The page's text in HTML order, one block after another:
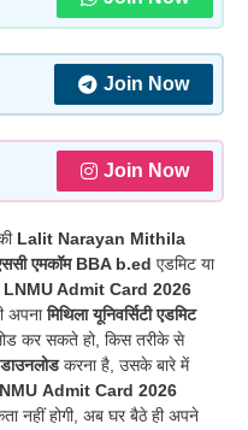
Join Now
Join Now
Lalit Narayan Mithila
एमकॉम BBA b.ed एडमिट या
LNMU Admit Card 2026
अपनामिथिला यूनिवर्सिटी एडमिट
कर सकते हो, किस तरीके से
डाउनलोडकरना है, उसके बारे में
Admit Card 2026
नहीं होगी, अब घर बैठे ही अपने